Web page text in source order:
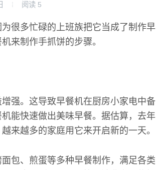
阅读 5
很多忙碌的上班族把它当成了制作早
来制作手抓饼的步骤。
强。这导致早餐机在厨房小家电中备
能快速做出美味早餐。据估算，去年
来越多的家庭用它来开启新的一天。
包、煎蛋等多种早餐制作，满足各类